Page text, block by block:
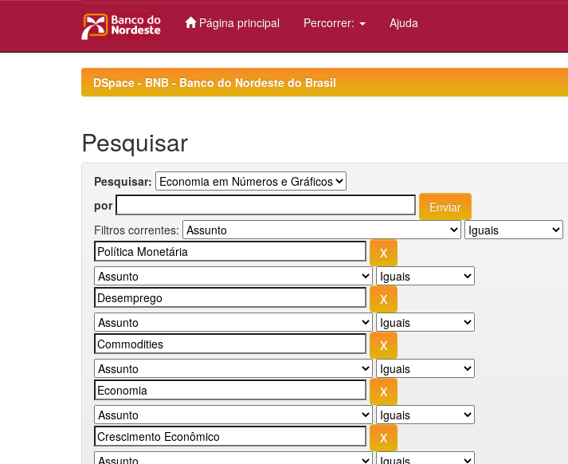
Página principal Percorrer: Ajuda
DSpace - BNB - Banco do Nordeste do Brasil
Pesquisar
Pesquisar:
por
Filtros correntes: